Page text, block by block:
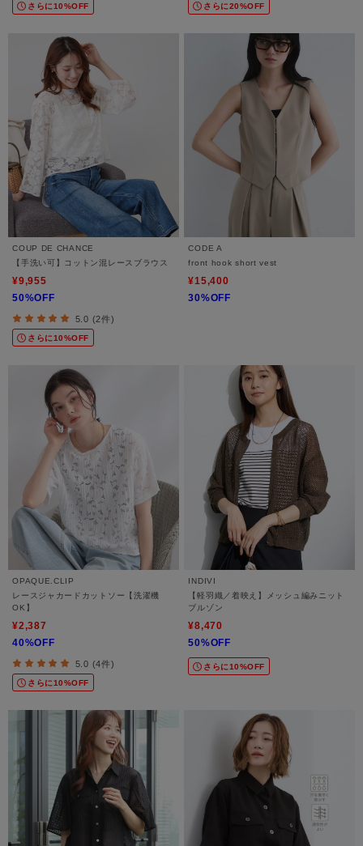
さらに10%OFF さらに20%OFF
COUP DE CHANCE
【手洗い可】コットン混レースブラウス
¥9,955
50%OFF
5.0 (2件)
さらに10%OFF
CODE A
front hook short vest
¥15,400
30%OFF
OPAQUE.CLIP
レースジャカードカットソー【洗濯機
OK】
¥2,387
40%OFF
5.0 (4件)
さらに10%OFF
INDIVI
【軽羽織／着映え】メッシュ編みニット
ブルゾン
¥8,470
50%OFF
さらに10%OFF